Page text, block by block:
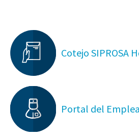
Cotejo SIPROSA
Portal del